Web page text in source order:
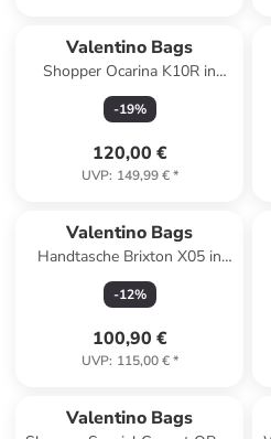
Valentino Bags
Shopper Ocarina K10R in
Bosco
-19%
120,00 €
UVP: 149,99 €*
Valentino Bags
Handtasche Brixton X05 in
Ecru
-12%
100,90 €
UVP: 115,00 €*
Valentino Bags